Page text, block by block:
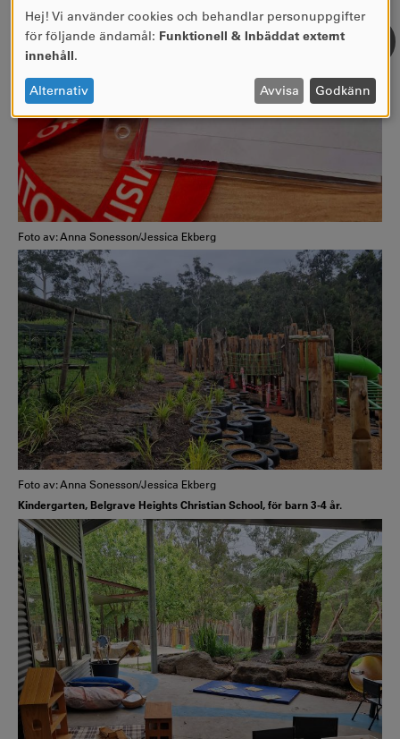
Foto av: Anna Sonesson/Jessica Ekberg
Foto av: Anna Sonesson/Jessica Ekberg
Kindergarten, Belgrave Heights Christian School, för barn 3-4 år.
ANVÄNDNING
AV
OCH
COOKIES
Hej! Vi använder cookies och behandlar personuppgifter
för följande ändamål: Funktionell & Inbäddat externt
innehåll.
Alternativ Avvisa Godkänn